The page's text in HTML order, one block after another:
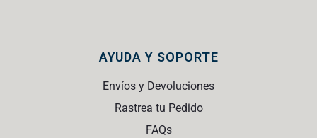
AYUDA Y SOPORTE
Envíos y Devoluciones
Rastrea tu Pedido
FAQs